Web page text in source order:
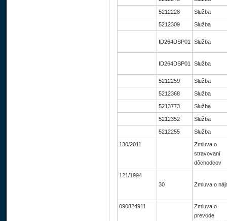
5212228 Služba
5212309 Služba
ID264DSP01 Služba
ID264DSP01 Služba
5212259 Služba
5212368 Služba
5213773 Služba
5212352 Služba
5212255 Služba
130/2011
Zmluva o
stravovaní
dôchodcov
121/1994
30
Zmluva o
090824911
Zmluva o
prevode